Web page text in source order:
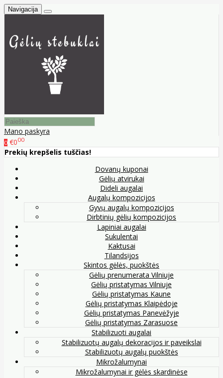
Navigacija
Mano paskyra
0 €000
Prekių krepšelis tuščias!
Dovanų kuponai
Gėlių atvirukai
Dideli augalai
Augalų kompozicijos
Gyvų augalų kompozicijos
Dirbtinių gėlių kompozicijos
Lapiniai augalai
Sukulentai
Kaktusai
Tilandsijos
Skintos gėlės, puokštės
Gėlių prenumerata Vilniuje
Gėlių pristatymas Vilniuje
Gėlių pristatymas Kaune
Gėlių pristatymas Klaipėdoje
Gėlių pristatymas Panevėžyje
Gėlių pristatymas Zarasuose
Stabilizuoti augalai
Stabilizuotų augalų dekoracijos ir paveikslai
Stabilizuotų augalų puokštės
Mikrožalumynai
Mikrožalumynai ir gėlės skardinėse